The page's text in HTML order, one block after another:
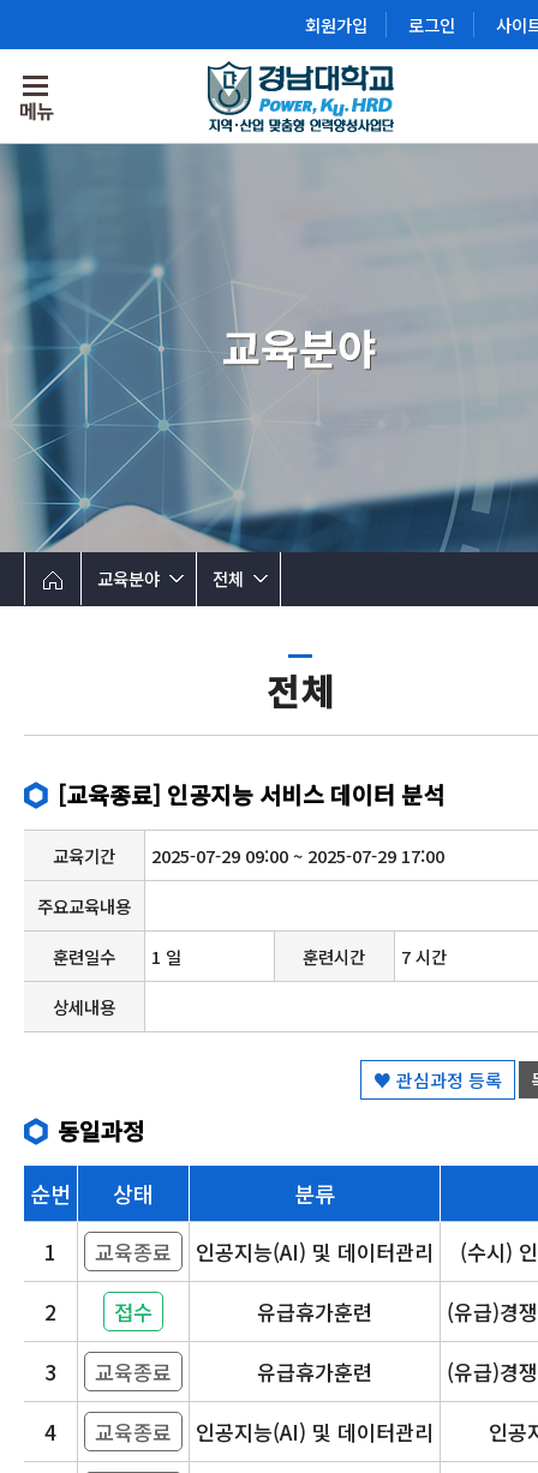
회원가입 로그인 사이
교육분야 전체
전체
[교육종료] 인공지능 서비스 데이터 분석
교육기간
2025-07-29 09:00 ~ 2025-07-29 17:00
주요교육내용
훈련일수
1 일 훈련시간
7 시간
상세내용
♥ 관심과정 등록
동일과정
순번 상태 분류
1 교육종료 인공지능(AI) 및 데이터관리
(수시)
2
접수 유급휴가훈련
(유급)경
3
교육종료 유급휴가훈련
(유급)경
4
교육종료 인공지능(AI) 및 데이터관리
인공